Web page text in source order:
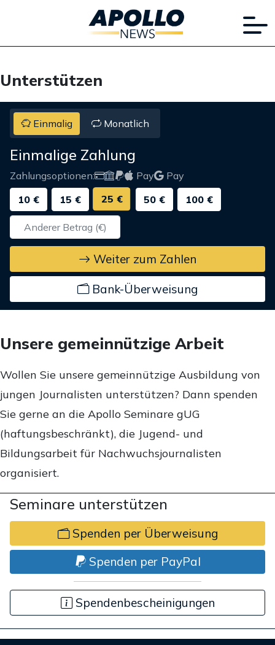
Unterstützen
Einmalig Monatlich
Einmalige Zahlung
Zahlungsoptionen: Pay
Pay
10 €
15 € 25 € 50 € 100 €
Weiter zum Zahlen
Bank-Überweisung
Unsere gemeinnützige Arbeit
Wollen Sie unsere gemeinnützige Ausbildung von
jungen Journalisten unterstützen? Dann spenden
Sie gerne an die Apollo Seminare gUG
(haftungsbeschränkt), die Jugend- und
Bildungsarbeit für Nachwuchsjournalisten
organisiert.
Seminare unterstützen
Spenden per Überweisung
Spenden per PayPal
Spendenbescheinigungen